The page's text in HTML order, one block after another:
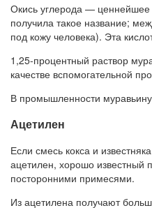
Окись углерода — ценнейшее
получила такое название;
под кожу человека). Эта
1,25-процентный раствор
качестве вспомогательной
В промышленности
Ацетилен
Если смесь кокса и
ацетилен, хорошо известный
посторонними примесями.
Из ацетилена получают